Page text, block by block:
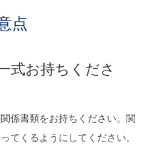
点
式お持ちくださ
係書類をお持ちください。関
てくるようにしてください。